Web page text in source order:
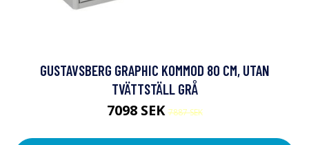
GUSTAVSBERG GRAPHIC KOMMOD 80 CM, UTAN
TVÄTTSTÄLL GRÅ
7098 SEK7887 SEK